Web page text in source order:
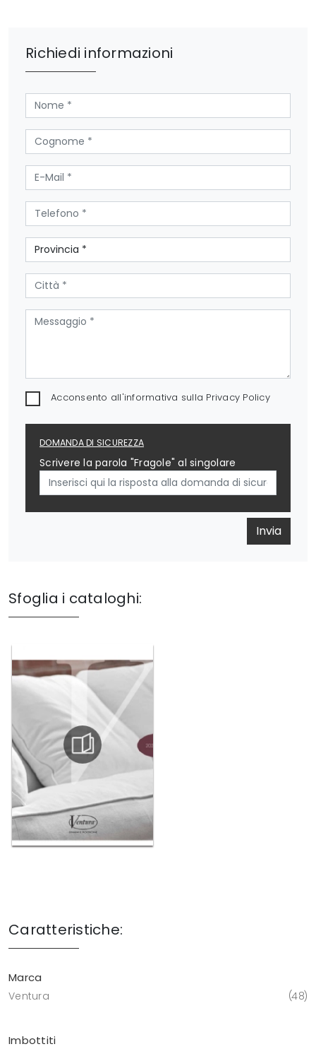
Richiedi informazioni
Acconsento all'informativa sulla Privacy Policy
DOMANDA DI SICUREZZA
Scrivere la parola "Fragole" al singolare
Invia
Sfoglia i cataloghi:
Caratteristiche:
Marca
Ventura 48
Imbottiti